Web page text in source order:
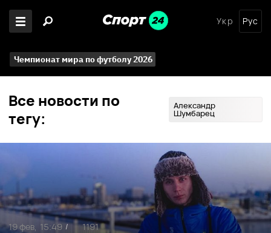
Укр Рус
Чемпионат мира по футболу 2026
Все новости по
тегу:
Александр
Шумбарец
19 фев, 15:49 / 1191